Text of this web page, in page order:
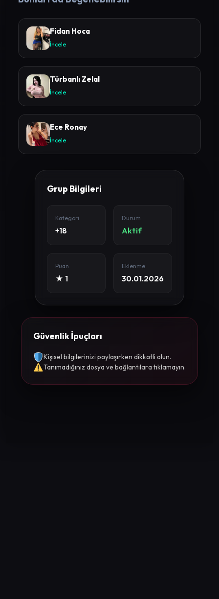
Fidan Hoca
İncele
Türbanlı Zelal
İncele
Ece Ronay
İncele
Grup Bilgileri
Kategori
+18
Durum
Aktif
Puan
★ 1
Eklenme
30.01.2026
Güvenlik İpuçları
Kişisel bilgilerinizi paylaşırken dikkatli olun.
Tanımadığınız dosya ve bağlantılara tıklamayın.